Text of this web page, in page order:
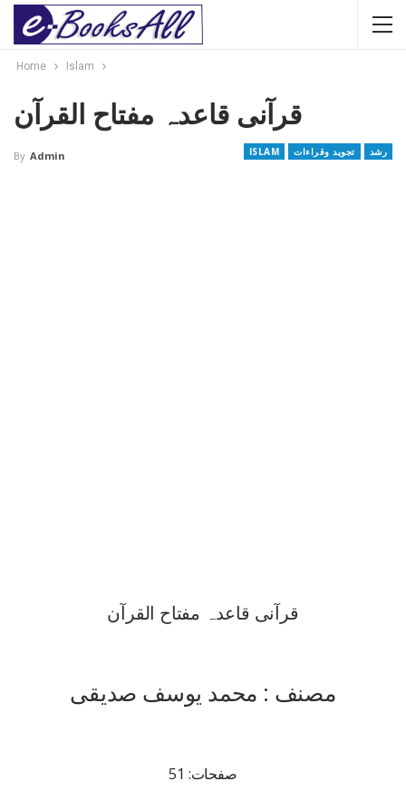
Home Islam
قرآنی قاعدہ مفتاح القرآن
ISLAM تجوید وقراءات رشد By Admin
قرآنی قاعدہ مفتاح القرآن
مصنف : محمد یوسف صدیقی
صفحات: 51